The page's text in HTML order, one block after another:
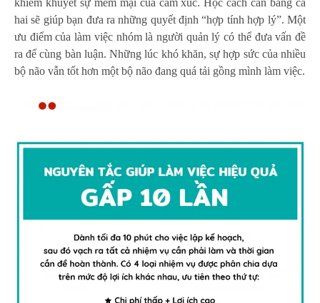
hai sẽ giúp bạn đưa ra những quyết định “hợp tính hợp lý”. Một
ưu điểm của làm việc nhóm là người quản lý có thể đưa vấn đề
ra để cùng bàn luận. Những lúc khó khăn, sự hợp sức của nhiều
bộ não vẫn tốt hơn một bộ não đang quá tải gồng mình làm việc.